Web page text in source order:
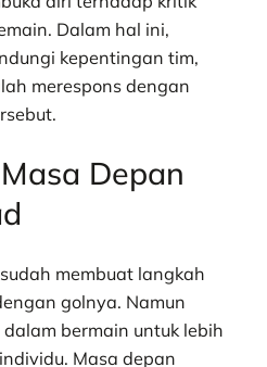
Dalam hal ini,
kepentingan tim,
merespons dengan
Depan
membuat langkah
golnya. Namun
bermain untuk lebih
Masa depan